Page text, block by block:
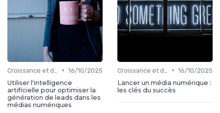
• 16/10/2025
Utiliser l'intelligence
artificielle pour optimiser la
génération de leads dans les
médias numériques
• 16/10/2025
Lancer un média numérique :
les clés du succès